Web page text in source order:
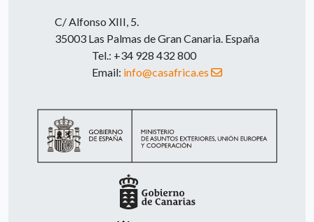
C/ Alfonso XIII, 5.
35003 Las Palmas de Gran Canaria. España
Tel.: +34 928 432 800
Email: info@casafrica.es